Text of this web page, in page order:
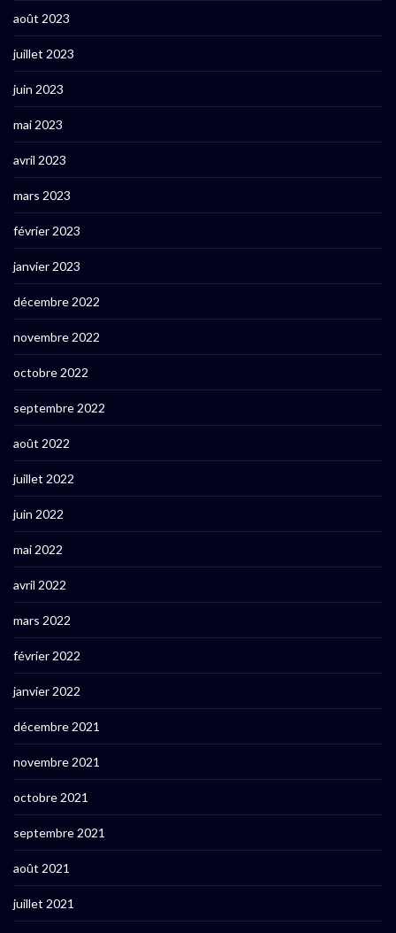
août 2023
juillet 2023
juin 2023
mai 2023
avril 2023
mars 2023
février 2023
janvier 2023
décembre 2022
novembre 2022
octobre 2022
septembre 2022
août 2022
juillet 2022
juin 2022
mai 2022
avril 2022
mars 2022
février 2022
janvier 2022
décembre 2021
novembre 2021
octobre 2021
septembre 2021
août 2021
juillet 2021